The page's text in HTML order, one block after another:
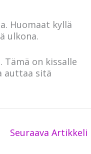
Huomaat kyllä
ulkona.
Tämä on kissalle
auttaa sitä
Seuraava Artikkeli